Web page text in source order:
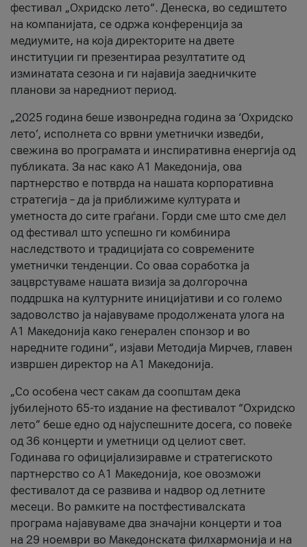
фестивал „Охридско лето“. Денеска, во седиштето
на компанијата, се одржа конференција за
медиумите, на која директорите на двете
институции ги презентираа резултатите од
изминатата сезона и ги најавија заедничките
планови за наредниот период.
„2025 година беше извонредна година за ‘Охридско
лето’, исполнета со врвни уметнички изведби,
свежина во програмата и инспиративна енергија од
публиката. За нас како A1 Македонија, ова
партнерство е потврда на нашата корпоративна
стратегија – да ја приближиме културата и
уметноста до сите граѓани. Горди сме што сме дел
од фестивал што успешно ги комбинира
наследството и традицијата со современите
уметнички тенденции. Со оваа соработка ја
зацврстуваме нашата визија за долгорочна
поддршка на културните иницијативи и со големо
задоволство ја најавуваме продолжената улога на
A1 Македонија како генерален спонзор и во
наредните години“, изјави Методија Мирчев, главен
извршен директор на A1 Македонија.
„Со особена чест сакам да соопштам дека
јубилејното 65-то издание на фестивалот “Охридско
лето” беше едно од најуспешните досега, со повеќе
од 36 концерти и уметници од целиот свет.
Годинава го официјализиравме и стратегиското
партнерство со А1 Македонија, кое овозможи
фестивалот да се развива и надвор од летните
месеци. Во рамките на постфестивалската
програма најавуваме два значајни концерти и тоа
на 29 ноември во Македонската филхармонија и на